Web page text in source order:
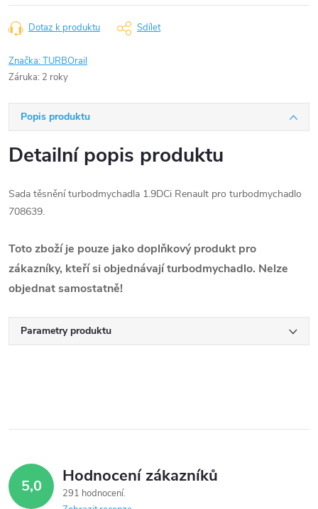
Dotaz k produktu Sdílet
Značka:TURBOrail
Záruka: 2 roky
Popis produktu
Detailní popis produktu
Sada těsnění turbodmychadla 1.9DCi Renault pro turbodmychadlo
708639.
Toto zboží je pouze jako doplňkový produkt pro
zákazníky, kteří si objednávají turbodmychadlo. Nelze
objednat samostatně!
Parametry produktu
5,0 Hodnocení zákazníků
291 hodnocení